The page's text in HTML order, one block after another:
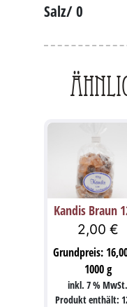
Salz/ 0
Kandis Braun
2,00 €
Grundpreis:
1000g
inkl. 7 % MwSt.
Produkt enthält: